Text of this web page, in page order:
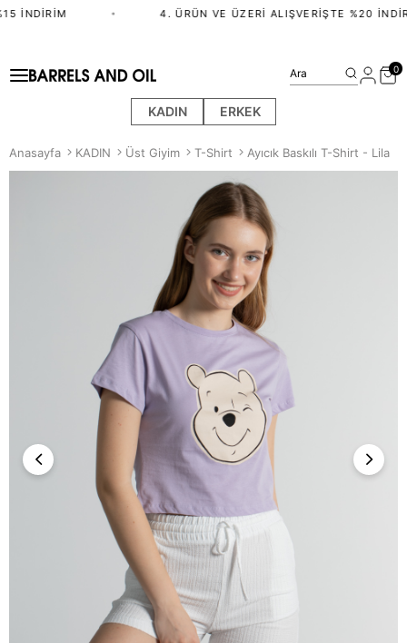
İNDIRIM 4. ÜRÜN VE ÜZERI ALIŞVERIŞTE %20
KADIN ERKEK
Ara 0
Anasayfa KADIN Üst Giyim T-Shirt Ayıcık Baskılı T-Shirt - Lila